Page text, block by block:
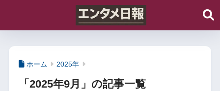
ホーム 2025年
「2025年9月」の記事一覧